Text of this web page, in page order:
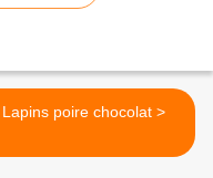
Lapins poire chocolat >